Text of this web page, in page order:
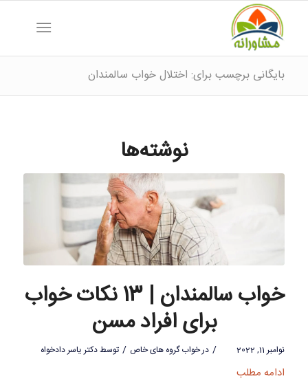
بایگانی برچسب برای: اختلال خواب سالمندان
نوشته‌ها
خواب سالمندان | 13 نکات خواب
برای افراد مسن
نوامبر 11, 2022 / درخواب گروه های خاص / توسطدکتر یاسر دادخواه
ادامه مطلب